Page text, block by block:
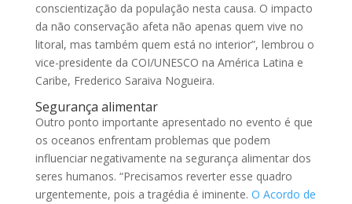
conscientização da população nesta causa. O impacto
da não conservação afeta não apenas quem vive no
litoral, mas também quem está no interior”, lembrou o
vice-presidente da COI/UNESCO na América Latina e
Caribe, Frederico Saraiva Nogueira.
Segurança alimentar
Outro ponto importante apresentado no evento é que
os oceanos enfrentam problemas que podem
influenciar negativamente na segurança alimentar dos
seres humanos. “Precisamos reverter esse quadro
urgentemente, pois a tragédia é iminente. O Acordo de